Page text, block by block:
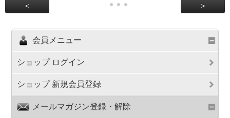
< >
会員メニュー
ショップ ログイン
ショップ 新規会員登録
メールマガジン登録・解除